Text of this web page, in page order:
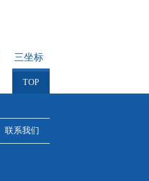
三坐标
TOP
联系我们